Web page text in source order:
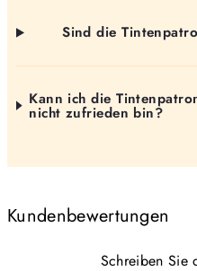
Sind die
Kann ich die
nicht zufrieden bin?
Kundenbewertungen
Schreiben Sie